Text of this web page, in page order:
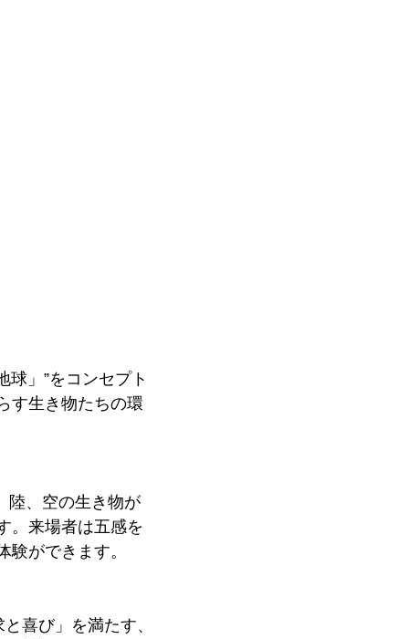
」”をコンセプト
す生き物たちの環
陸、空の生き物が
。来場者は五感を
ができます。
喜び」を満たす、